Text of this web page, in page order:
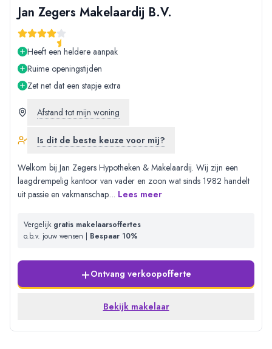
Jan Zegers Makelaardij B.V.
Heeft een heldere aanpak
Ruime openingstijden
Zet net dat een stapje extra
Afstand tot mijn woning
Is dit de beste keuze voor mij?
Welkom bij Jan Zegers Hypotheken & Makelaardij. Wij zijn een
laagdrempelig kantoor van vader en zoon wat sinds 1982 handelt
uit passie en vakmanschap.... Lees meer
Vergelijk gratis makelaarsoffertes
o.b.v. jouw wensen | Bespaar 10%
+Ontvang verkoopofferte
Bekijk makelaar